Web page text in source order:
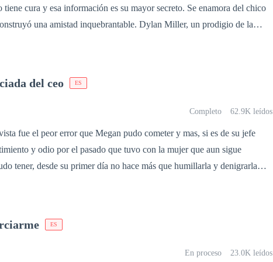
es grande la sorpresa de Ava, cuando al día siguiente, se entera
con el que se acostó la noche anterior, resulta ser uno de los
tiene cura y esa información es su mayor secreto. Se enamora del chico
una amistad inquebrantable. Dylan Miller, un prodigio de la
una relación con derechos. Sin embargo, ¿Qué pasaría si para
convertirse en el ser más odiado?
del ceo ES
Completo 62.9K leídos
fue el peor error que Megan pudo cometer y mas, si es de su jefe
y odio por el pasado que tuvo con la mujer que aun sigue
tener, desde su primer día no hace más que humillarla y denigrarla
no puede sacar de su cabeza, lo que pasó con su secretaria,
de su mente ya que despertó en él, algo que jamas experimentó y la
ES
En proceso 23.0K leídos